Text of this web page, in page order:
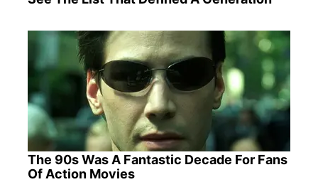
The 90s Was A Fantastic Decade For Fans
Of Action Movies